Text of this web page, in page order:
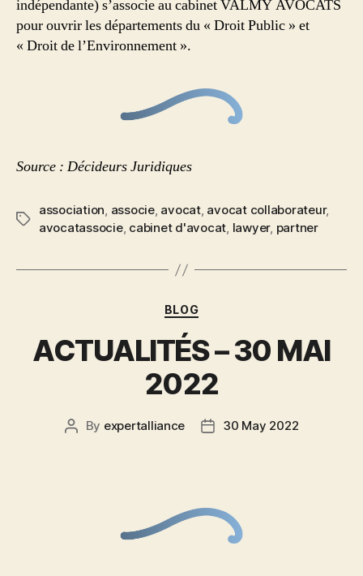
indépendante) s’associe au cabinet VALMY AVOCATS
pour ouvrir les départements du « Droit Public » et
« Droit de l’Environnement ».
Source : Décideurs Juridiques
association, associe, avocat, avocat collaborateur,
avocatassocie, cabinet d'avocat, lawyer, partner
BLOG
ACTUALITÉS – 30 MAI
2022
By expertalliance 30 May 2022